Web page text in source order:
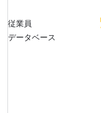
従業員
データベース